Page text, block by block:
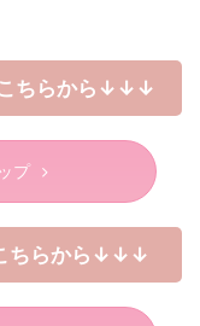
ちらから↓↓↓
プ
ちらから↓↓↓